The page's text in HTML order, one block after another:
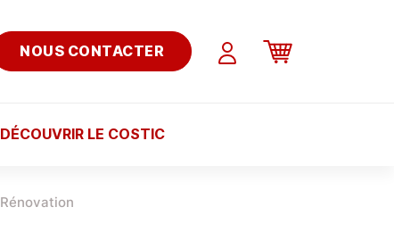
NOUS CONTACTER
DÉCOUVRIR LE COSTIC